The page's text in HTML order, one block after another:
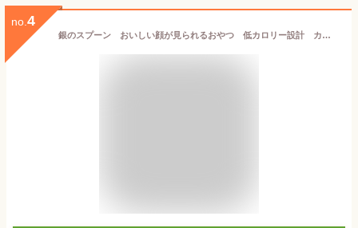
no. 4
銀のスプーン おいしい顔が見られるおやつ 低カロリー設計 カリカリッチ シーフード 60g ユニ・チャーム【国産 キャットフード ドライ】色々な食感が楽しめるカリッとおやつ★